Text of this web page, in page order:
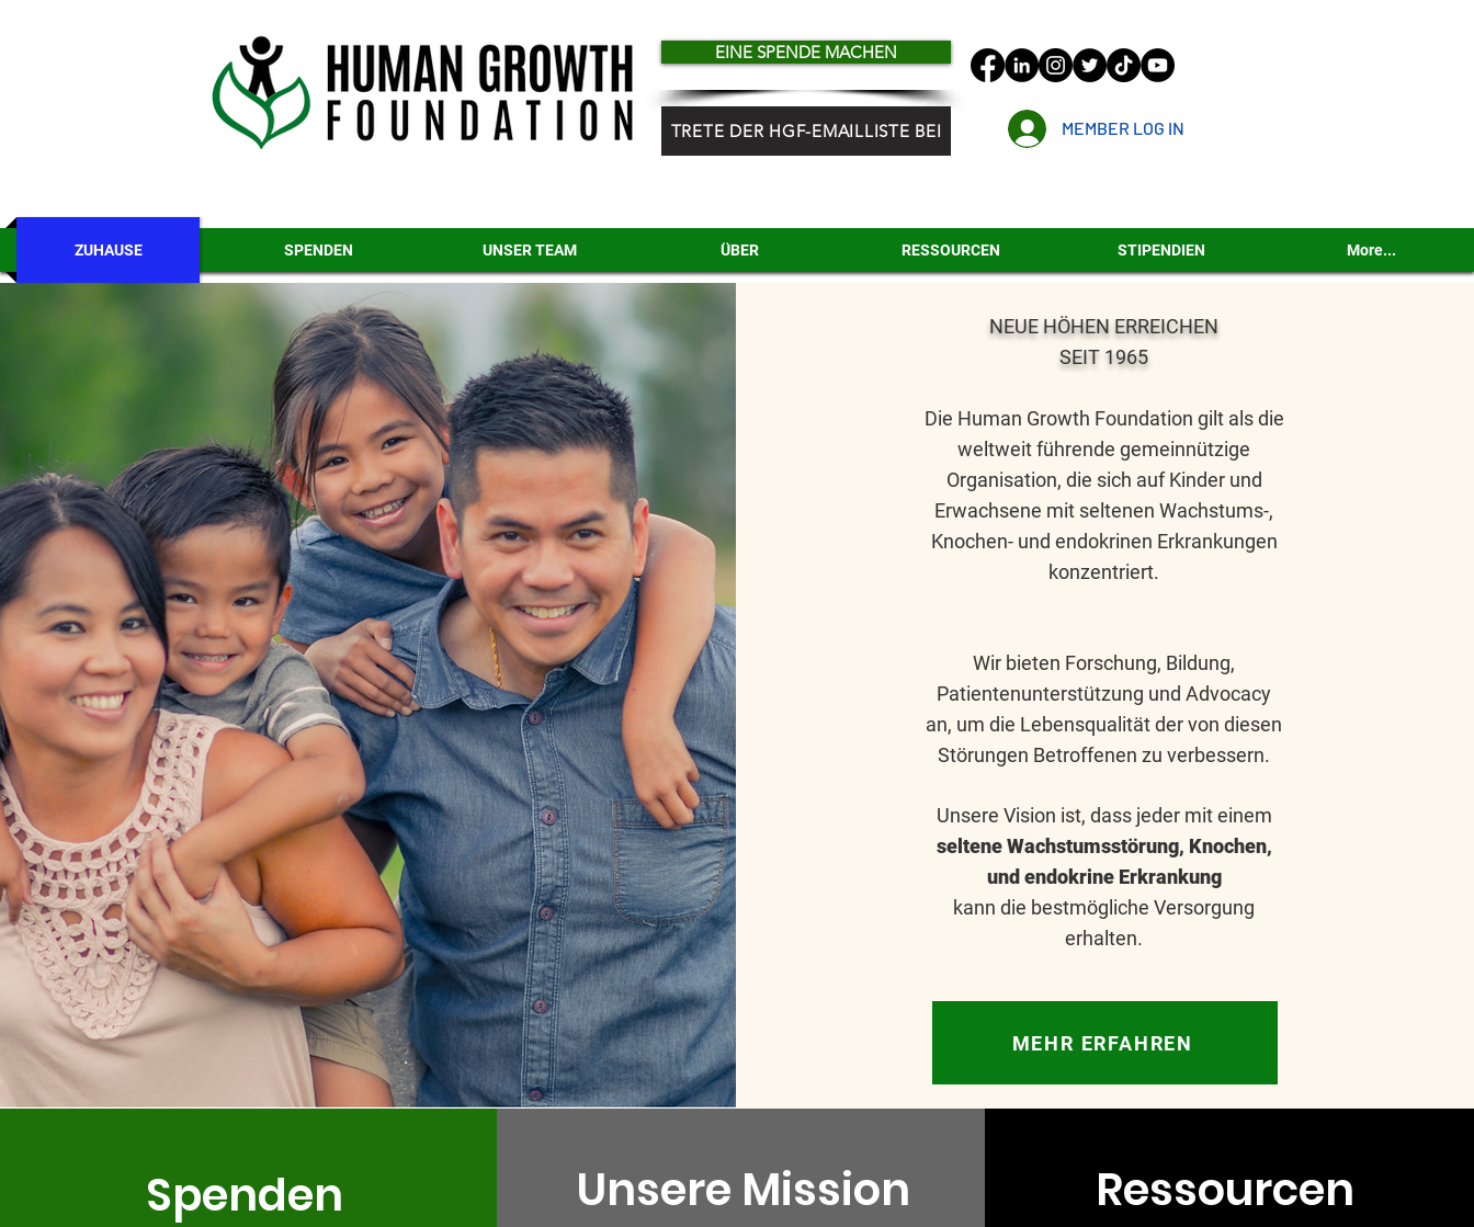
EINE SPENDE MACHEN
TRETE DER HGF-EMAILLISTE BEI MEMBER LOG IN
ZUHAUSE SPENDEN UNSER TEAM ÜBER RESSOURCEN STIPENDIEN More...
NEUE HÖHEN ERREICHEN
SEIT 1965
Die Human Growth Foundation gilt als die
weltweit führende gemeinnützige
Organisation, die sich auf Kinder und
Erwachsene mit seltenen Wachstums-,
Knochen- und endokrinen Erkrankungen
konzentriert.
Wir bieten Forschung, Bildung,
Patientenunterstützung und Advocacy
an, um die Lebensqualität der von diesen
Störungen Betroffenen zu verbessern.
Unsere Vision ist, dass jeder mit einem
seltene Wachstumsstörung, Knochen,
und endokrine Erkrankung
kann die bestmögliche Versorgung
erhalten.
MEHR ERFAHREN
Spenden Unsere Mission Ressourcen